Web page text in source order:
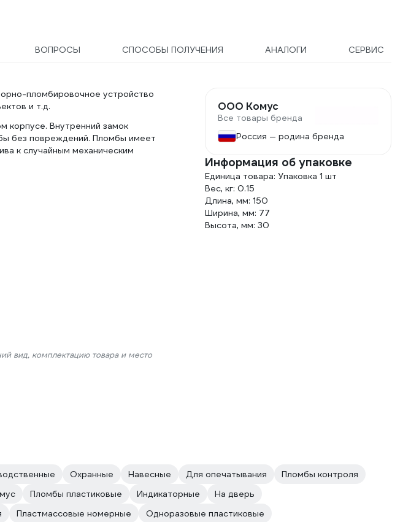
ВОПРОСЫ СПОСОБЫ ПОЛУЧЕНИЯ АНАЛОГИ СЕРВИС
пломбировочное устройство
и т.д.
корпусе. Внутренний замок
без повреждений. Пломбы имеет
к случайным механическим
вид, комплектацию товара и место
ООО Комус
Все товары бренда
Россия — родина бренда
Информация об упаковке
Единица товара: Упаковка 1 шт
Вес, кг: 0.15
Длина, мм: 150
Ширина, мм: 77
Высота, мм: 30
Охранные Навесные Для опечатывания
Пломбы контроля
Пломбы пластиковые Индикаторные
На дверь
Пластмассовые номерные
Одноразовые пластиковые